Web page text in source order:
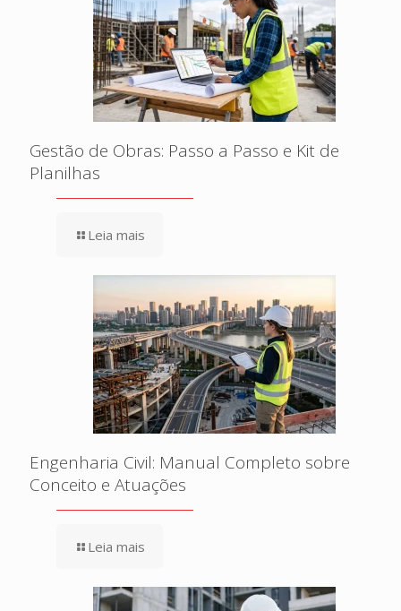
Gestão de Obras: Passo a Passo e Kit de
Planilhas
Leia mais
Engenharia Civil: Manual Completo sobre
Conceito e Atuações
Leia mais